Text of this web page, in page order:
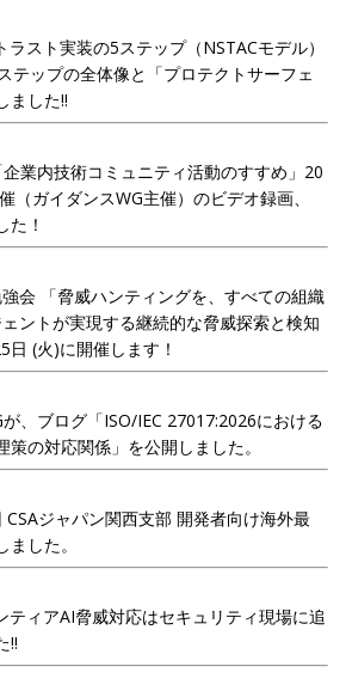
ラスト実装の5ステップ（NSTACモデル）
ップの全体像と「プロテクトサーフェ
ました!!
業内技術コミュニティ活動のすすめ」20
（ガイダンスWG主催）のビデオ録画、
た！
会 「脅威ハンティングを、すべての組織
ントが実現する継続的な脅威探索と検知
(火)に開催します！
、ブログ「ISO/IEC 27017:2026における
の対応関係」を公開しました。
CSAジャパン関西支部 開発者向け海外最
した。
ティアAI脅威対応はセキュリティ現場に追
!!